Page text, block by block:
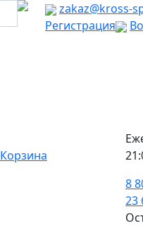
zakaz@kross-
Регистрация
Корзина
8
23